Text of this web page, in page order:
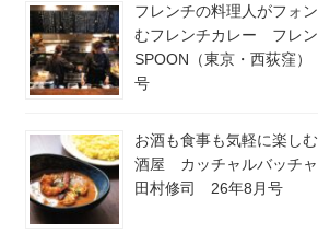
フレンチの料理人がフォ
むフレンチカレー フレ
SPOON（東京・西荻窪
号
お酒も食事も気軽に楽し
酒屋 カッチャルバッチ
田村修司 26年8月号